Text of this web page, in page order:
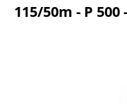
115/50m - P